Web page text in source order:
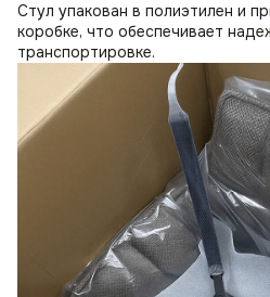
Стул упакован в полиэтилен и
коробке, что обеспечивает
транспортировке.